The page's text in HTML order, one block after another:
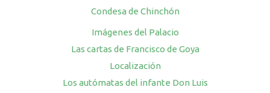
Condesa de Chinchón
Imágenes del Palacio
Las cartas de Francisco de Goya
Localización
Los autómatas del infante Don Luis